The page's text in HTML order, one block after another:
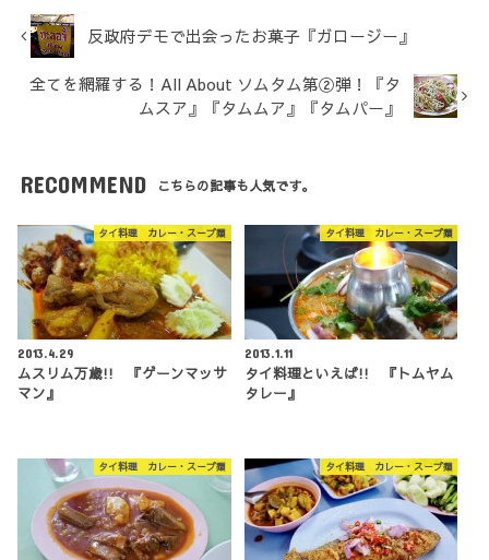
反政府デモで出会ったお菓子『ガロージー』
全てを網羅する！All About ソムタム第②弾！『タ
ムスア』『タムムア』『タムパー』
RECOMMEND こちらの記事も人気です。
タイ料理 カレー・スープ類
2013.4.29
ムスリム万歳!! 『ゲーンマッサ
マン』
タイ料理 カレー・スープ類
2013.1.11
タイ料理といえば!! 『トムヤム
タレー』
タイ料理 カレー・スープ類 タイ料理 カレー・スープ類